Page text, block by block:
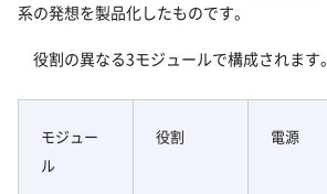
系の発想を製品化したものです。
役割の異なる3モジュールで構成されます。
モジュー
ル
役割 電源